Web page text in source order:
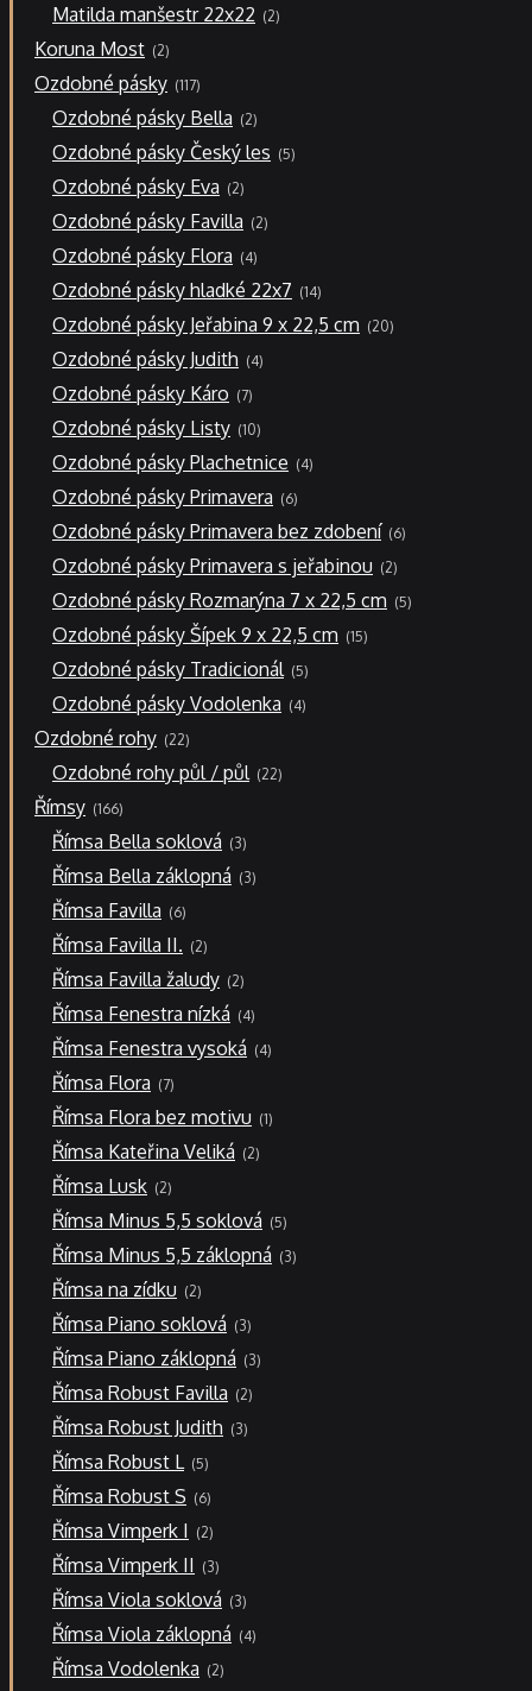
Matilda manšestr 22x22 22
produkty
Koruna Most 22
produkty
Ozdobné pásky 117117
produktů
Ozdobné pásky Bella 22
produkty
Ozdobné pásky Český les 55
produktů
Ozdobné pásky Eva 22
produkty
Ozdobné pásky Favilla 22
produkty
Ozdobné pásky Flora 44
produkty
Ozdobné pásky hladké 22x7 1414
produktů
Ozdobné pásky Jeřabina 9 x 22,5 cm 2020
produktů
Ozdobné pásky Judith 44
produkty
Ozdobné pásky Káro 77
produktů
Ozdobné pásky Listy 1010
produktů
Ozdobné pásky Plachetnice 44
produkty
Ozdobné pásky Primavera 66
produktů
Ozdobné pásky Primavera bez zdobení 66
produktů
Ozdobné pásky Primavera s jeřabinou 22
produkty
Ozdobné pásky Rozmarýna 7 x 22,5 cm 55
produktů
Ozdobné pásky Šípek 9 x 22,5 cm 1515
produktů
Ozdobné pásky Tradicionál 55
produktů
Ozdobné pásky Vodolenka 44
produkty
Ozdobné rohy 2222
produktů
Ozdobné rohy půl / půl 2222
produktů
Římsy 166166
produktů
Římsa Bella soklová 33
produkty
Římsa Bella záklopná 33
produkty
Římsa Favilla 66
produktů
Římsa Favilla II. 22
produkty
Římsa Favilla žaludy 22
produkty
Římsa Fenestra nízká 44
produkty
Římsa Fenestra vysoká 44
produkty
Římsa Flora 77
produktů
Římsa Flora bez motivu 11
produkt
Římsa Kateřina Veliká 22
produkty
Římsa Lusk 22
produkty
Římsa Minus 5,5 soklová 55
produktů
Římsa Minus 5,5 záklopná 33
produkty
Římsa na zídku 22
produkty
Římsa Piano soklová 33
produkty
Římsa Piano záklopná 33
produkty
Římsa Robust Favilla 22
produkty
Římsa Robust Judith 33
produkty
Římsa Robust L 55
produktů
Římsa Robust S 66
produktů
Římsa Vimperk I 22
produkty
Římsa Vimperk II 33
produkty
Římsa Viola soklová 33
produkty
Římsa Viola záklopná 44
produkty
Římsa Vodolenka 22
produkty